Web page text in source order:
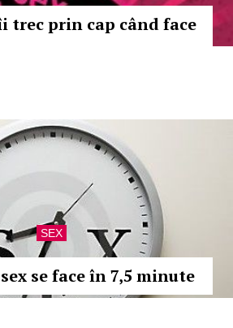
trec prin cap când face
SEX
se face în 7,5 minute